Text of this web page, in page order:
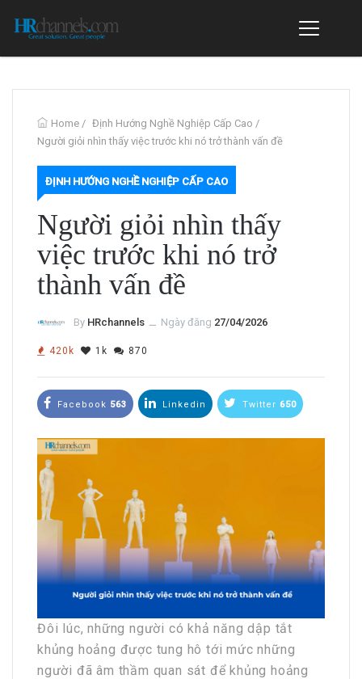
Home / Định Hướng Nghề Nghiệp Cấp Cao /
Người giỏi nhìn thấy việc trước khi nó trở thành vấn đề
ĐỊNH HƯỚNG NGHỀ NGHIỆP CẤP CAO
Người giỏi nhìn thấy
việc trước khi nó trở
thành vấn đề
By HRchannels ــ Ngày đăng 27/04/2026
420k 1k 870
Facebook 563 Linkedin Twitter 650
Đôi lúc, những người có khả năng dập tắt
khủng hoảng được tung hô tới mức những
người đã âm thầm quan sát để khủng hoảng